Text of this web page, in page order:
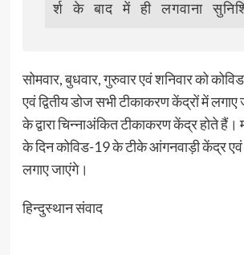
र्श के बाद में ही लगवाना
सोमवार, बुधवार, गुरुवार एवं शनिवार को
एवं द्वितीय डोज सभी टीकाकरण केंद्रों में लगाए
के द्वारा चिन्नाअंकित टीकाकरण केंद्र होते
के दिन कोविड-19 के टीके आंगनवाड़ी केंद्र
लगाए जाएंगे।
हिन्दुस्थान संवाद